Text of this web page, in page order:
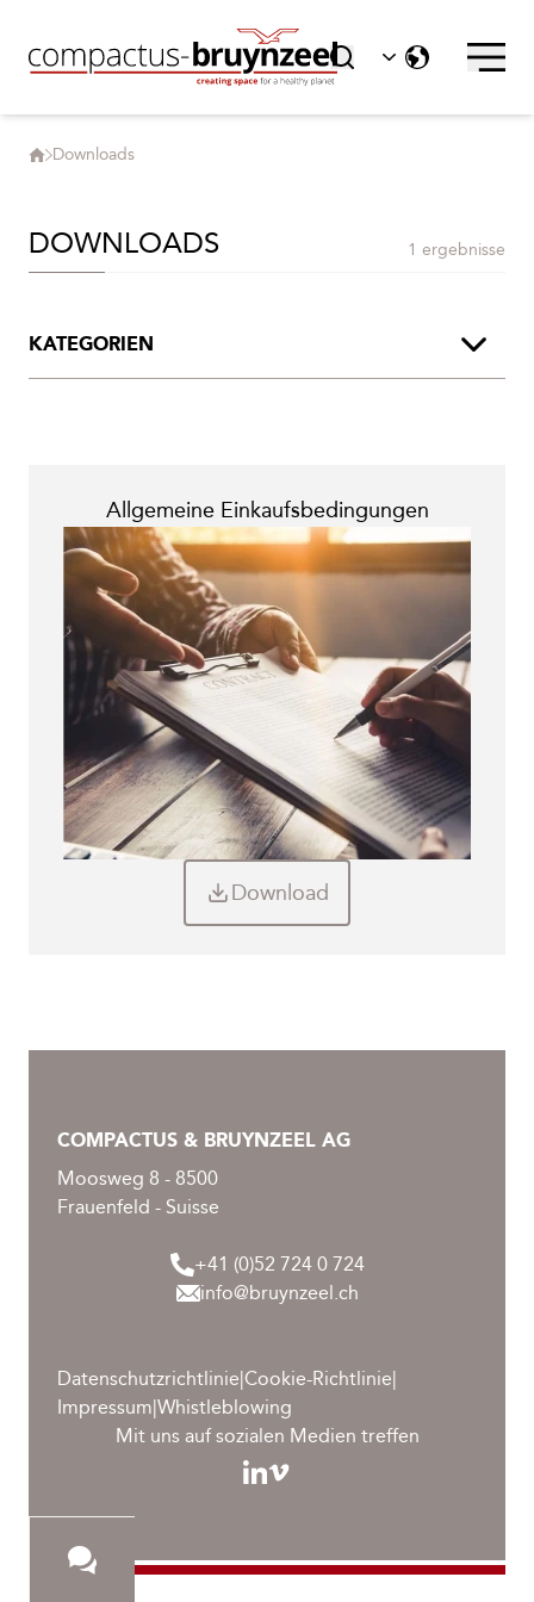
Soziale Verantwortung
Downloads
DOWNLOADS 1 ergebnisse
KATEGORIEN
Andere Broschüren
Leaflets
E-Books
Technische Datenblätter
Unterlagen
Allgemeine Einkaufsbedingungen
Download
COMPACTUS & BRUYNZEEL AG
Moosweg 8 - 8500
Frauenfeld - Suisse
+41 (0)52 724 0 724
info@bruynzeel.ch
Datenschutzrichtlinie|Cookie-Richtlinie|
Impressum|Whistleblowing
Mit uns auf sozialen Medien treffen